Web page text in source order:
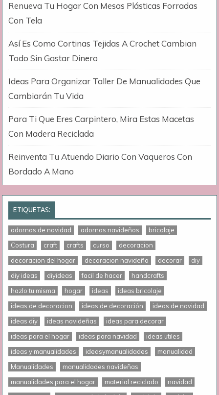
Renueva Tu Hogar Con Mesas Plásticas Forradas
Con Tela
Así Es Como Cortinas Tejidas A Crochet Cambian
Todo Sin Gastar Dinero
Ideas Para Organizar Taller De Manualidades Que
Cambiarán Tu Vida
Para Ti Que Eres Carpintero, Mira Estas Macetas
Con Madera Reciclada
Reinventa Tu Atuendo Diario Con Vaqueros Con
Bordado A Mano
ETIQUETAS:
adornos de navidad adornos navideños
bricolaje
Costura
craft crafts curso
decoracion
decoracion del hogar
decoracion navideña decorar
diy
diy ideas
diyideas facil de hacer
handcrafts
hazlo tu misma
hogar ideas
ideas bricolaje
ideas de decoracion
ideas de decoración
ideas de navidad
ideas diy
ideas navideñas
ideas para decorar
ideas para el hogar
ideas para navidad
ideas utiles
ideas y manualidades
ideasymanualidades
manualidad
Manualidades
manualidades navideñas
manualidades para el hogar
material reciclado
navidad